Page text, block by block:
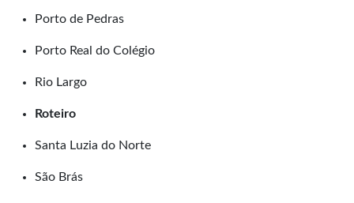
Porto de Pedras
Porto Real do Colégio
Rio Largo
Roteiro
Santa Luzia do Norte
São Brás